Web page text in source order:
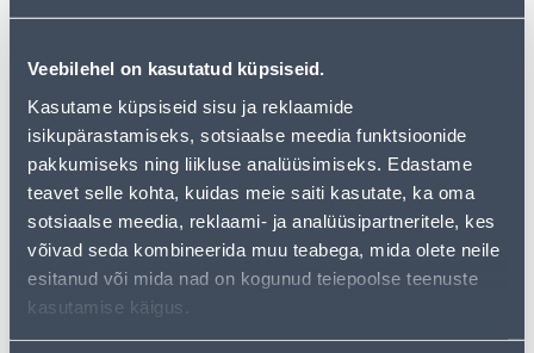
Veebilehel on kasutatud küpsiseid.
Kasutame küpsiseid sisu ja reklaamide
isikupärastamiseks, sotsiaalse meedia funktsioonide
pakkumiseks ning liikluse analüüsimiseks. Edastame
teavet selle kohta, kuidas meie saiti kasutate, ka oma
sotsiaalse meedia, reklaami- ja analüüsipartneritele, kes
võivad seda kombineerida muu teabega, mida olete neile
esitanud või mida nad on kogunud teiepoolse teenuste
kasutamise käigus.
• Vastupidavad kõrged töösokid on ideaalsed töö- ning
vaba aja veetmiseks.
• Tugevdatud varba- ning kannaosa.
• Kanna- ning varbaosa joonduspunktid tagavad
sokkide õige asetuse.
• 14-päevane tagastusõigus.
Доставка невозможна